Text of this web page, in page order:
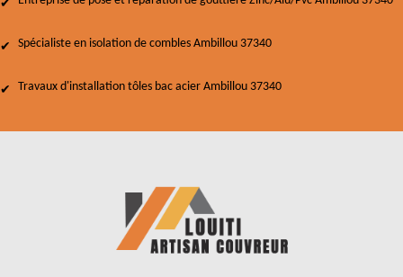
Spécialiste en isolation de combles Ambillou 37340
Travaux d'installation tôles bac acier Ambillou 37340